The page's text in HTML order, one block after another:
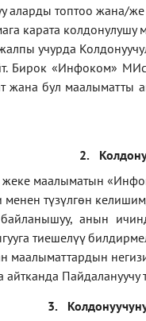
аларды топтоо
карата колдонулушу
учурда
Бирок «Инфоком»
жана бул маалыматты
2.
жеке маалыматын
түзүлгөн
анын
тиешелүү
маалыматтардын
айтканда
3.